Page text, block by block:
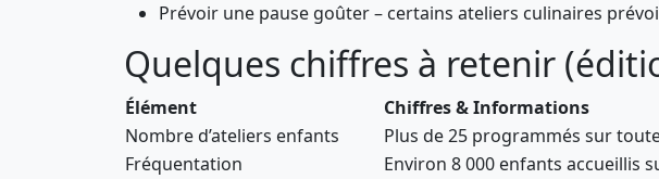
Prévoir une pause goûter – certains ateliers culinaires
Quelques chiffres à retenir
Élément
Chiffres & Informations
Nombre d’ateliers enfants
Plus de 25 programmés sur
Fréquentation
Environ 8 000 enfants accueillis